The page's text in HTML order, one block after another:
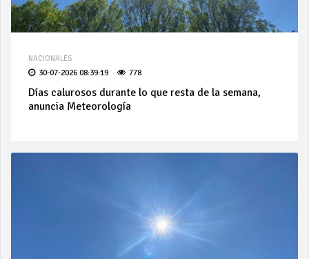
NACIONALES
30-07-2026 08:39:19 778
Días calurosos durante lo que resta de la semana,
anuncia Meteorología